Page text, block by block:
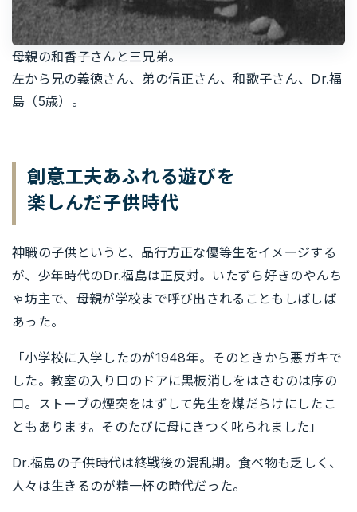
母親の和香子さんと三兄弟。
左から兄の義徳さん、弟の信正さん、和歌子さん、Dr.福
島（5歳）。
創意工夫あふれる遊びを
楽しんだ子供時代
神職の子供というと、品行方正な優等生をイメージする
が、少年時代のDr.福島は正反対。いたずら好きのやんち
ゃ坊主で、母親が学校まで呼び出されることもしばしば
あった。
「小学校に入学したのが1948年。そのときから悪ガキで
した。教室の入り口のドアに黒板消しをはさむのは序の
口。ストーブの煙突をはずして先生を煤だらけにしたこ
ともあります。そのたびに母にきつく叱られました」
Dr.福島の子供時代は終戦後の混乱期。食べ物も乏しく、
人々は生きるのが精一杯の時代だった。